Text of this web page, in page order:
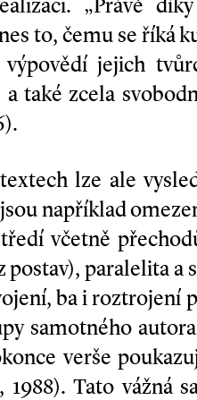
„Právě
to, čemu se říká
jejich
také zcela
lze ale
například
včetně
postav), paralelita
ba i roztrojení
samotného
verše
, 1988). Tato vážná